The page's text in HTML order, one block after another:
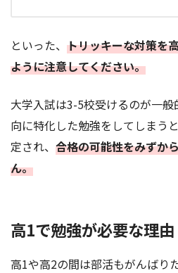
といった、 トリッキーな対策を
ように注意してください。
大学入試は3-5校受けるのが一
向に特化した勉強をしてしまう
定され、 合格の可能性をみずか
ん。
高1で勉強が必要な理由
高1や高2の間は部活もがんばり